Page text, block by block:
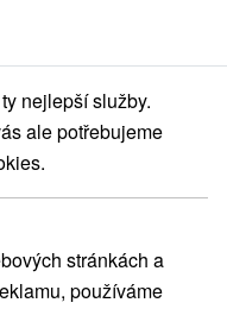
Vysoké Tatry(18)
nejlepší služby.
ale potřebujeme
stránkách a
používáme